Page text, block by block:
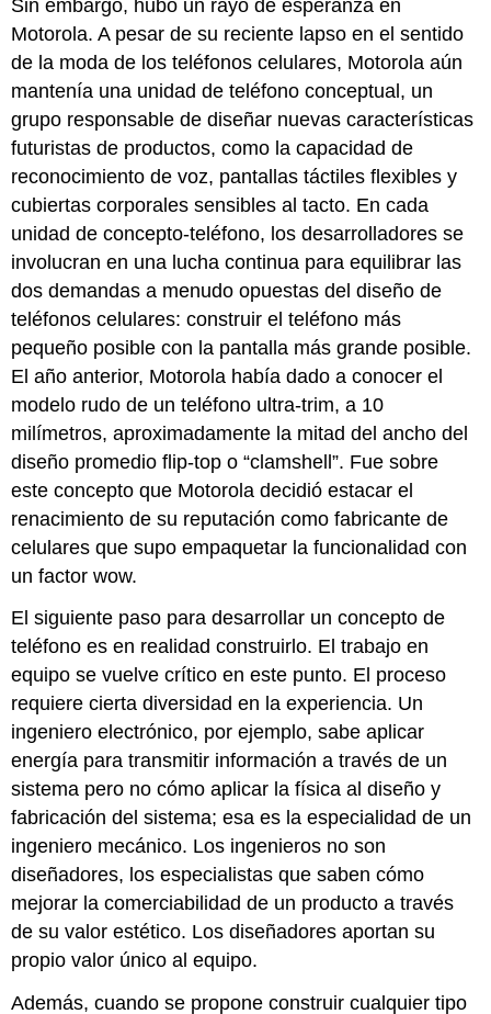
Sin embargo, hubo un rayo de esperanza en
Motorola. A pesar de su reciente lapso en el sentido
de la moda de los teléfonos celulares, Motorola aún
mantenía una unidad de teléfono conceptual, un
grupo responsable de diseñar nuevas características
futuristas de productos, como la capacidad de
reconocimiento de voz, pantallas táctiles flexibles y
cubiertas corporales sensibles al tacto. En cada
unidad de concepto-teléfono, los desarrolladores se
involucran en una lucha continua para equilibrar las
dos demandas a menudo opuestas del diseño de
teléfonos celulares: construir el teléfono más
pequeño posible con la pantalla más grande posible.
El año anterior, Motorola había dado a conocer el
modelo rudo de un teléfono ultra-trim, a 10
milímetros, aproximadamente la mitad del ancho del
diseño promedio flip-top o “clamshell”. Fue sobre
este concepto que Motorola decidió estacar el
renacimiento de su reputación como fabricante de
celulares que supo empaquetar la funcionalidad con
un factor wow.
El siguiente paso para desarrollar un concepto de
teléfono es en realidad construirlo. El trabajo en
equipo se vuelve crítico en este punto. El proceso
requiere cierta diversidad en la experiencia. Un
ingeniero electrónico, por ejemplo, sabe aplicar
energía para transmitir información a través de un
sistema pero no cómo aplicar la física al diseño y
fabricación del sistema; esa es la especialidad de un
ingeniero mecánico. Los ingenieros no son
diseñadores, los especialistas que saben cómo
mejorar la comerciabilidad de un producto a través
de su valor estético. Los diseñadores aportan su
propio valor único al equipo.
Además, cuando se propone construir cualquier tipo